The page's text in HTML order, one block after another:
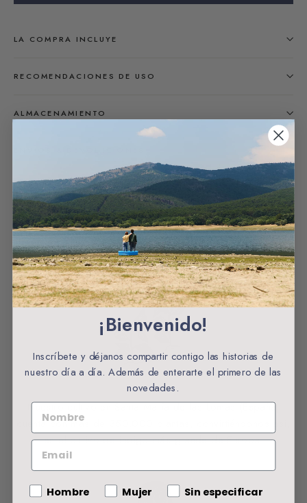
LA COMPRA INCLUYE
RECOMENDACIONES DE USO
ALMACENAMIENTO
Nuestro índigo
Nuestro cultivo en Santa María de las Lomas (España)
cuenta con más de 350.000 plantas, convirtiéndonos así,
en el cultivo de índigo más grande de Europa.
¡Bienvenido!
Inscríbete y déjanos compartir contigo las historias de
nuestro día a día. Además de enterarte el primero de las
novedades.
NOMBRE
EMAIL
Gender
Hombre Mujer Sin especificar